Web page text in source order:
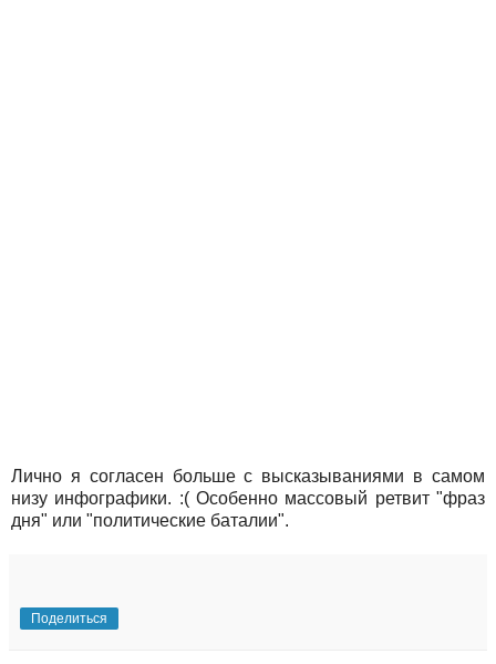
Лично я согласен больше с высказываниями в самом
низу инфографики. :( Особенно массовый ретвит "фраз
дня" или "политические баталии".
Поделиться